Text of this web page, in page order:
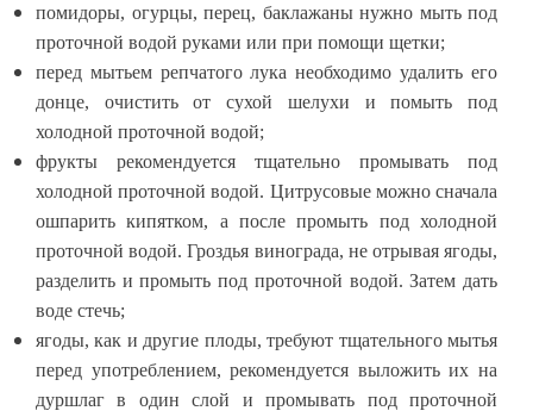
помидоры, огурцы, перец, баклажаны нужно мыть под
проточной водой руками или при помощи щетки;
перед мытьем репчатого лука необходимо удалить его
донце, очистить от сухой шелухи и помыть под
холодной проточной водой;
фрукты рекомендуется тщательно промывать под
холодной проточной водой. Цитрусовые можно сначала
ошпарить кипятком, а после промыть под холодной
проточной водой. Гроздья винограда, не отрывая ягоды,
разделить и промыть под проточной водой. Затем дать
воде стечь;
ягоды, как и другие плоды, требуют тщательного мытья
перед употреблением, рекомендуется выложить их на
дуршлаг в один слой и промывать под проточной